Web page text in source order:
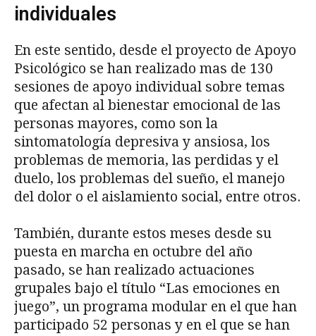
individuales
En este sentido, desde el proyecto de Apoyo
Psicológico se han realizado mas de 130
sesiones de apoyo individual sobre temas
que afectan al bienestar emocional de las
personas mayores, como son la
sintomatología depresiva y ansiosa, los
problemas de memoria, las perdidas y el
duelo, los problemas del sueño, el manejo
del dolor o el aislamiento social, entre otros.
También, durante estos meses desde su
puesta en marcha en octubre del año
pasado, se han realizado actuaciones
grupales bajo el título “Las emociones en
juego”, un programa modular en el que han
participado 52 personas y en el que se han